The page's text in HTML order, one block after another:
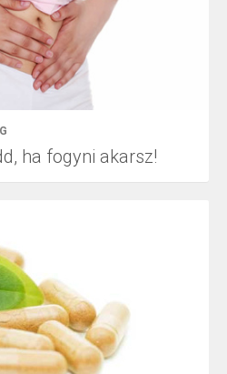
ha fogyni akarsz!